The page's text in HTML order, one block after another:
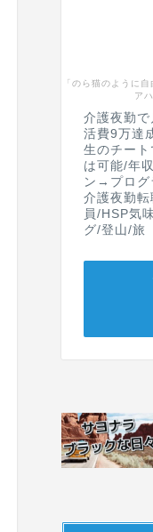
「のら猫のように
ア
介護夜勤
活費9万達
生のチー
は可能/年
ン→プログ
介護夜勤
員/HSP気
グ/登山/旅